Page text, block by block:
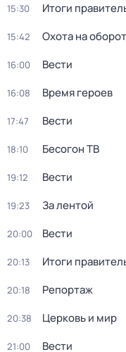
15:30 Итоги
15:42 Охота на
16:00 Вести
16:08 Время героев
17:47 Вести
18:10 Бесогон ТВ
19:12 Вести
19:23 За лентой
20:00 Вести
20:13 Итоги
20:18 Репортаж
20:38 Церковь и мир
21:00 Вести